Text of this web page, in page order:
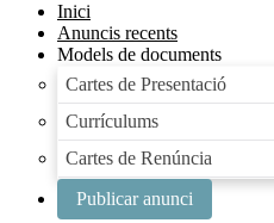
Inici
Anuncis recents
Models de documents
Cartes de Presentació
Currículums
Cartes de Renúncia
Publicar anunci